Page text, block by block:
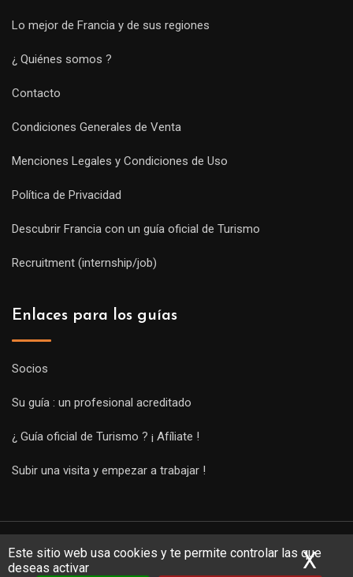
Este sitio web usa cookies y te permite controlar las que
deseas activar
X
Lo mejor de Francia y de sus regiones
¿ Quiénes somos ?
Contacto
Condiciones Generales de Venta
Menciones Legales y Condiciones de Uso
Política de Privacidad
Descubrir Francia con un guía oficial de Turismo
Recruitment (internship/job)
Enlaces para los guías
Socios
Su guía : un profesional acreditado
¿ Guía oficial de Turismo ? ¡ Afíliate !
Subir una visita y empezar a trabajar !